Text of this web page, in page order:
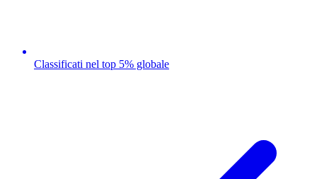
Classificati nel top 5% globale